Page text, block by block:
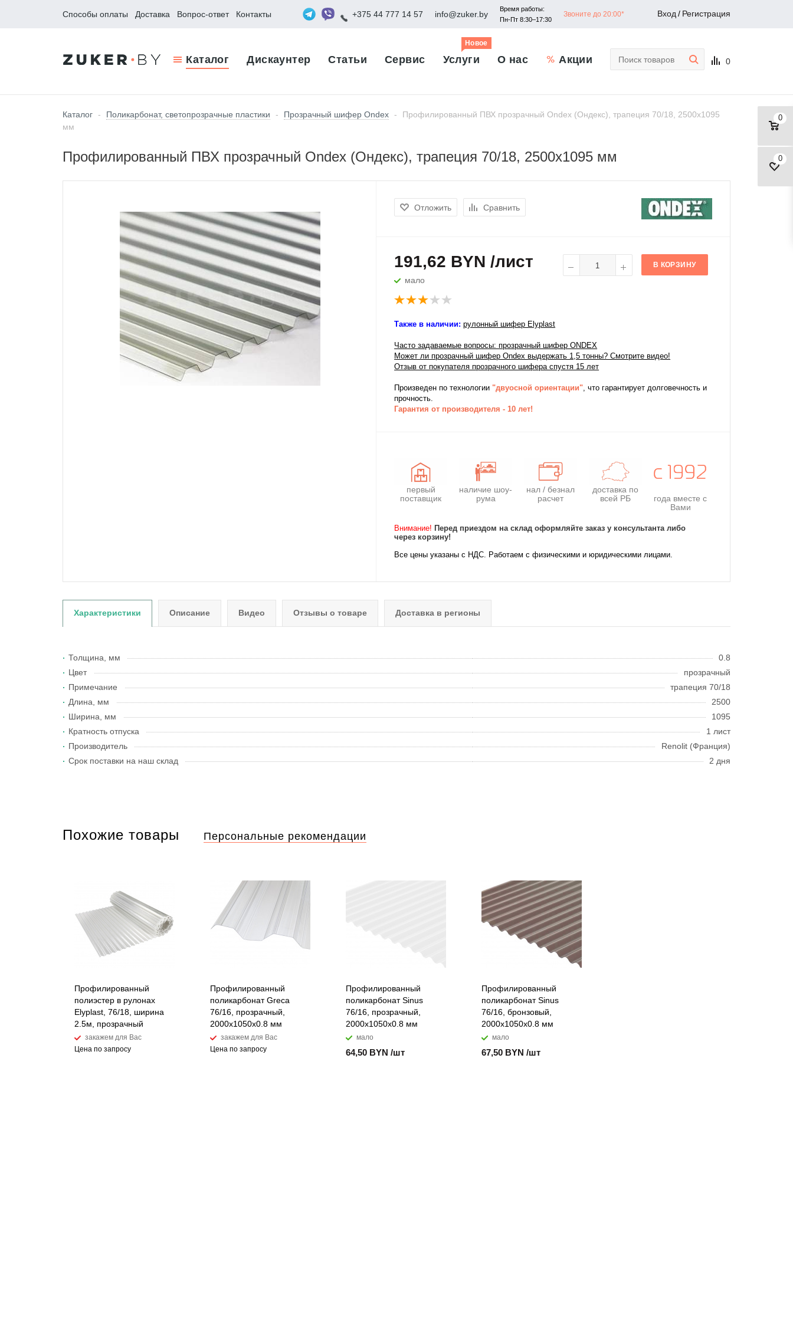
Способы оплаты Доставка Вопрос-ответ Контакты +375 44 777 14 57 info@zuker.by
Время работы:
Пн-Пт 8:30–17:30
Звоните до 20:00* Вход / Регистрация
Каталог Дискаунтер Статьи Сервис Услуги
Новое
О нас Акции 0
0
0
Каталог - Поликарбонат, светопрозрачные пластики - Прозрачный шифер Ondex -
Профилированный ПВХ прозрачный Ondex (Ондекс), трапеция 70/18, 2500х1095
мм
Профилированный ПВХ прозрачный Ondex (Ондекс), трапеция 70/18, 2500х1095 мм
Отложить Сравнить
191,62 BYN /лист
мало
В КОРЗИНУ
Также в наличии: рулонный шифер Elyplast
Часто задаваемые вопросы: прозрачный шифер ONDEX
Может ли прозрачный шифер Ondex выдержать 1,5 тонны? Смотрите видео!
Отзыв от покупателя прозрачного шифера спустя 15 лет
Произведен по технологии "двуосной ориентации", что гарантирует долговечность и
прочность.
Гарантия от производителя - 10 лет!
первый
поставщик
наличие шоу-
рума
нал / безнал
расчет
доставка по
всей РБ
года вместе с
Вами
Внимание! Перед приездом на склад оформляйте заказ у консультанта либо
через корзину!
Все цены указаны с НДС. Работаем с физическими и юридическими лицами.
Характеристики Описание Видео Отзывы о товаре Доставка в регионы
Толщина, мм
0.8
Цвет
прозрачный
Примечание
трапеция 70/18
Длина, мм
2500
Ширина, мм
1095
Кратность отпуска
1 лист
Производитель
Renolit (Франция)
Срок поставки на наш склад
2 дня
Похожие товары Персональные рекомендации
Профилированный
полиэстер в рулонах
Elyplast, 76/18, ширина
2.5м, прозрачный
закажем для Вас
Цена по запросу
Профилированный
поликарбонат Greca
76/16, прозрачный,
2000x1050х0.8 мм
закажем для Вас
Цена по запросу
Профилированный
поликарбонат Sinus
76/16, прозрачный,
2000x1050х0.8 мм
мало
64,50 BYN /шт
Профилированный
поликарбонат Sinus
76/16, бронзовый,
2000x1050х0.8 мм
мало
67,50 BYN /шт